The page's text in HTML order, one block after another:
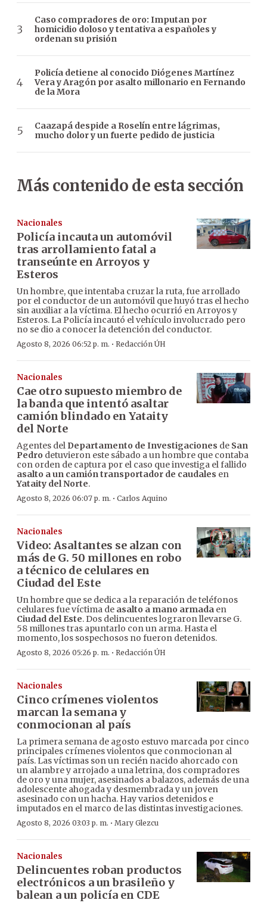
Caso compradores de oro: Imputan por
homicidio doloso y tentativa a españoles y
ordenan su prisión
Policía detiene al conocido Diógenes Martínez
Vera y Aragón por asalto millonario en Fernando
de la Mora
Caazapá despide a Roselín entre lágrimas,
mucho dolor y un fuerte pedido de justicia
Más contenido de esta sección
Nacionales
Policía incauta un automóvil
tras arrollamiento fatal a
transeúnte en Arroyos y
Esteros
Un hombre, que intentaba cruzar la ruta, fue arrollado
por el conductor de un automóvil que huyó tras el hecho
sin auxiliar a la víctima. El hecho ocurrió en Arroyos y
Esteros. La Policía incautó el vehículo involucrado pero
no se dio a conocer la detención del conductor.
Agosto 8, 2026 06:52 p. m. · Redacción ÚH
Nacionales
Cae otro supuesto miembro de
la banda que intentó asaltar
camión blindado en Yataity
del Norte
Agentes del Departamento de Investigaciones de San
Pedro detuvieron este sábado a un hombre que contaba
con orden de captura por el caso que investiga el fallido
asalto a un camión transportador de caudales en
Yataity del Norte.
Agosto 8, 2026 06:07 p. m. · Carlos Aquino
Nacionales
Video: Asaltantes se alzan con
más de G. 50 millones en robo
a técnico de celulares en
Ciudad del Este
Un hombre que se dedica a la reparación de teléfonos
celulares fue víctima de asalto a mano armada en
Ciudad del Este. Dos delincuentes lograron llevarse G.
58 millones tras apuntarlo con un arma. Hasta el
momento, los sospechosos no fueron detenidos.
Agosto 8, 2026 05:26 p. m. · Redacción ÚH
Nacionales
Cinco crímenes violentos
marcan la semana y
conmocionan al país
La primera semana de agosto estuvo marcada por cinco
principales crímenes violentos que conmocionan al
país. Las víctimas son un recién nacido ahorcado con
un alambre y arrojado a una letrina, dos compradores
de oro y una mujer, asesinados a balazos, además de una
adolescente ahogada y desmembrada y un joven
asesinado con un hacha. Hay varios detenidos e
imputados en el marco de las distintas investigaciones.
Agosto 8, 2026 03:03 p. m. · Mary Glezcu
Nacionales
Delincuentes roban productos
electrónicos a un brasileño y
balean a un policía en CDE